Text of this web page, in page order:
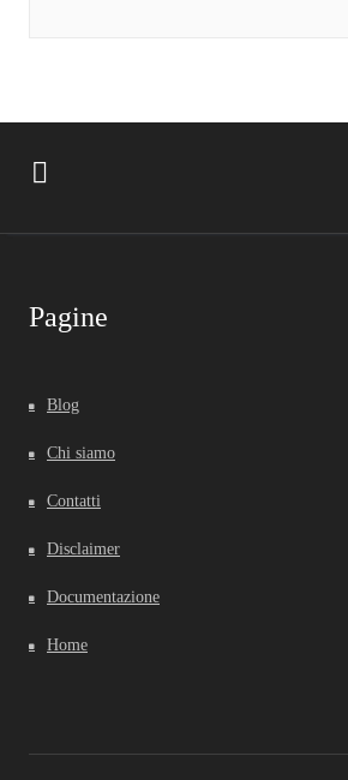
Pagine
Blog
Chi siamo
Contatti
Disclaimer
Documentazione
Home